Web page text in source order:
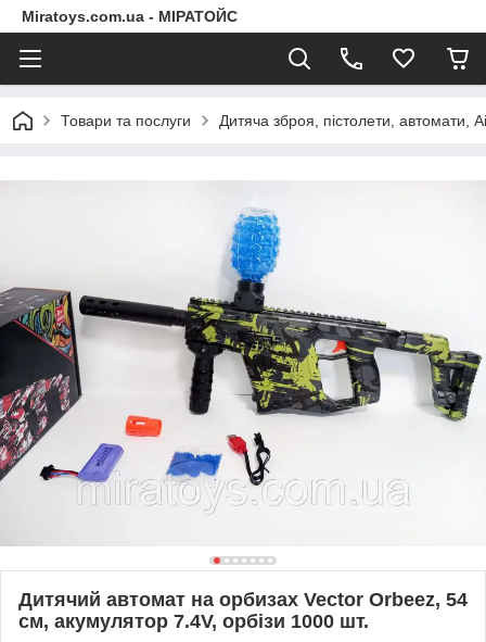
Miratoys.com.ua - МІРАТОЙС
Товари та послуги Дитяча зброя, пістолети, автомати,
Дитячий автомат на орбизах Vector Orbeez, 54
см, акумулятор 7.4V, орбізи 1000 шт.